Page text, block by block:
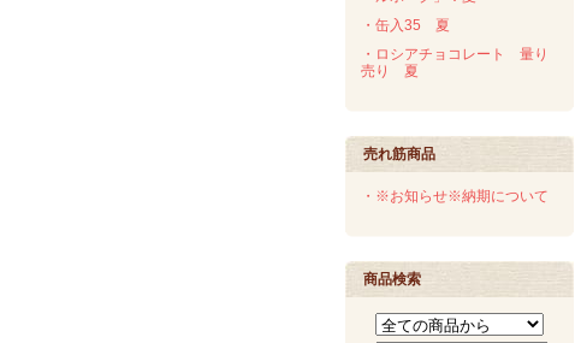
・缶入35 夏
・ロシアチョコレート 量り
売り 夏
売れ筋商品
・※お知らせ※納期について
商品検索